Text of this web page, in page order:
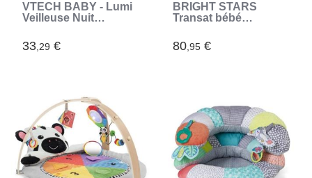
VTECH BABY - Lumi
Veilleuse Nuit
33,29 €
BRIGHT STARS
Transat bébé
pliable Toucan arche
jouets amovible,
80,95 €